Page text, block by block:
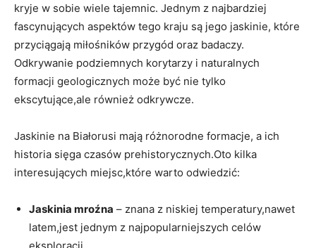
kryje w⁢ sobie ‌wiele tajemnic. Jednym⁤ z​ najbardziej⁤
fascynujących ⁣aspektów tego⁤ kraju są jego​ jaskinie, ⁤które‍
przyciągają miłośników przygód oraz⁢ badaczy.
Odkrywanie⁣ podziemnych korytarzy i naturalnych⁣
formacji geologicznych może być nie tylko
ekscytujące,ale również odkrywcze.
Jaskinie na⁢ Białorusi mają różnorodne formacje, a ich
historia sięga czasów prehistorycznych.Oto kilka⁣
interesujących miejsc,które ​warto odwiedzić:
Jaskinia mroźna – znana z⁢ niskiej temperatury,nawet
latem,jest jednym z najpopularniejszych celów